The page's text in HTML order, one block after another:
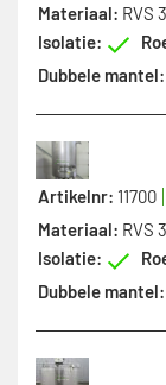
Materiaal: RVS
Isolatie:
Dubbele mantel:
Artikelnr: 11700
Materiaal: RVS
Isolatie:
Dubbele mantel: